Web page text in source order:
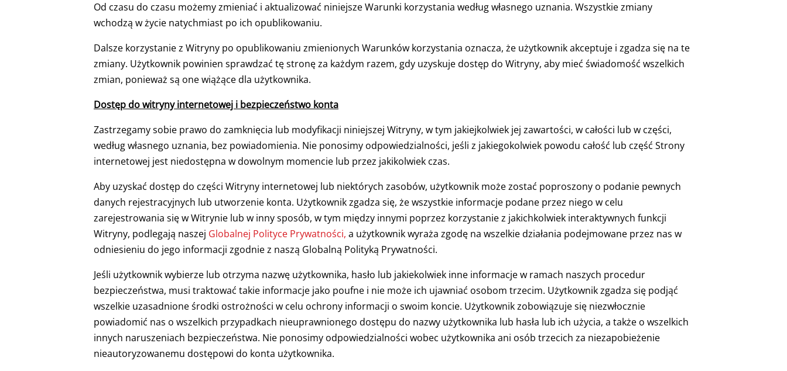
Od czasu do czasu możemy zmieniać i aktualizować niniejsze Warunki korzystania według własnego uznania. Wszystkie zmiany
wchodzą w życie natychmiast po ich opublikowaniu.
Dalsze korzystanie z Witryny po opublikowaniu zmienionych Warunków korzystania oznacza, że użytkownik akceptuje i zgadza się na te
zmiany. Użytkownik powinien sprawdzać tę stronę za każdym razem, gdy uzyskuje dostęp do Witryny, aby mieć świadomość wszelkich
zmian, ponieważ są one wiążące dla użytkownika.
Dostęp do witryny internetowej i bezpieczeństwo konta
Zastrzegamy sobie prawo do zamknięcia lub modyfikacji niniejszej Witryny, w tym jakiejkolwiek jej zawartości, w całości lub w części,
według własnego uznania, bez powiadomienia. Nie ponosimy odpowiedzialności, jeśli z jakiegokolwiek powodu całość lub część Strony
internetowej jest niedostępna w dowolnym momencie lub przez jakikolwiek czas.
Aby uzyskać dostęp do części Witryny internetowej lub niektórych zasobów, użytkownik może zostać poproszony o podanie pewnych
danych rejestracyjnych lub utworzenie konta. Użytkownik zgadza się, że wszystkie informacje podane przez niego w celu
zarejestrowania się w Witrynie lub w inny sposób, w tym między innymi poprzez korzystanie z jakichkolwiek interaktywnych funkcji
Witryny, podlegają naszej Globalnej Polityce Prywatności, a użytkownik wyraża zgodę na wszelkie działania podejmowane przez nas w
odniesieniu do jego informacji zgodnie z naszą Globalną Polityką Prywatności.
Jeśli użytkownik wybierze lub otrzyma nazwę użytkownika, hasło lub jakiekolwiek inne informacje w ramach naszych procedur
bezpieczeństwa, musi traktować takie informacje jako poufne i nie może ich ujawniać osobom trzecim. Użytkownik zgadza się podjąć
wszelkie uzasadnione środki ostrożności w celu ochrony informacji o swoim koncie. Użytkownik zobowiązuje się niezwłocznie
powiadomić nas o wszelkich przypadkach nieuprawnionego dostępu do nazwy użytkownika lub hasła lub ich użycia, a także o wszelkich
innych naruszeniach bezpieczeństwa. Nie ponosimy odpowiedzialności wobec użytkownika ani osób trzecich za niezapobieżenie
nieautoryzowanemu dostępowi do konta użytkownika.